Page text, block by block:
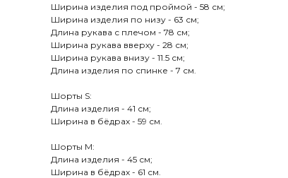
Ширина изделия под проймой - 58 см;
Ширина изделия по низу - 63 см;
Длина рукава с плечом - 78 см;
Ширина рукава вверху - 28 см;
Ширина рукава внизу - 11.5 см;
Длина изделия по спинке - 7 см.
Шорты S:
Длина изделия - 41 см;
Ширина в бёдрах - 59 см.
Шорты M:
Длина изделия - 45 см;
Ширина в бёдрах - 61 см.